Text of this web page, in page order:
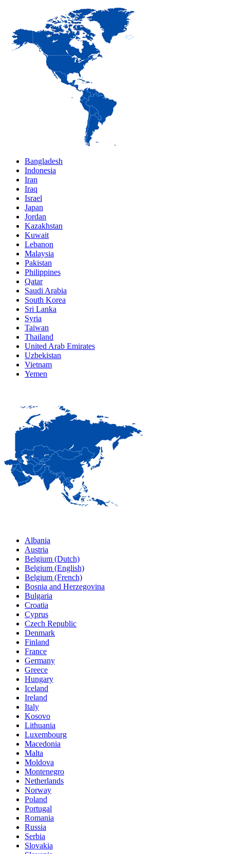
Bangladesh
Indonesia
Iran
Iraq
Israel
Japan
Jordan
Kazakhstan
Kuwait
Lebanon
Malaysia
Pakistan
Philippines
Qatar
Saudi Arabia
South Korea
Sri Lanka
Syria
Taiwan
Thailand
United Arab Emirates
Uzbekistan
Vietnam
Yemen
Albania
Austria
Belgium (Dutch)
Belgium (English)
Belgium (French)
Bosnia and Herzegovina
Bulgaria
Croatia
Cyprus
Czech Republic
Denmark
Finland
France
Germany
Greece
Hungary
Iceland
Ireland
Italy
Kosovo
Lithuania
Luxembourg
Macedonia
Malta
Moldova
Montenegro
Netherlands
Norway
Poland
Portugal
Romania
Russia
Serbia
Slovakia